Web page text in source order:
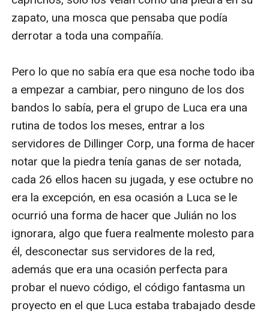
zapato, una mosca que pensaba que podía
derrotar a toda una compañía.
Pero lo que no sabía era que esa noche todo iba
a empezar a cambiar, pero ninguno de los dos
bandos lo sabía, pera el grupo de Luca era una
rutina de todos los meses, entrar a los
servidores de Dillinger Corp, una forma de hacer
notar que la piedra tenía ganas de ser notada,
cada 26 ellos hacen su jugada, y ese octubre no
era la excepción, en esa ocasión a Luca se le
ocurrió una forma de hacer que Julián no los
ignorara, algo que fuera realmente molesto para
él, desconectar sus servidores de la red,
además que era una ocasión perfecta para
probar el nuevo código, el código fantasma un
proyecto en el que Luca estaba trabajado desde